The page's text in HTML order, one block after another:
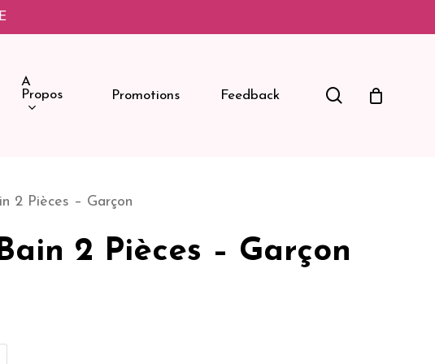
A
Propos
Promotions Feedback Search
2 Pièces – Garçon
2 Pièces – Garçon